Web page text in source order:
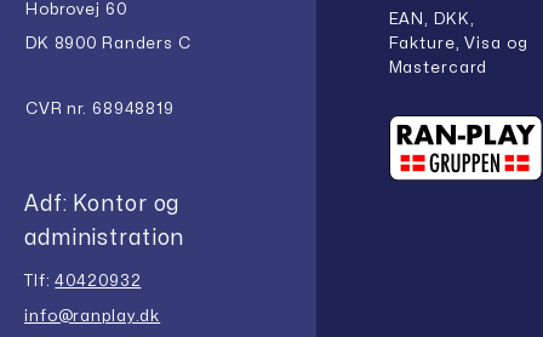
Hobrovej 60
DK 8900 Randers C
CVR nr. 68948819
Adf: Kontor og
administration
Tlf:40420932
info@ranplay.dk
EAN, DKK,
Fakture, Visa og
Mastercard